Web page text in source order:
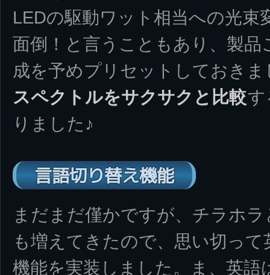
LEDの駆動ワット相当への光束
面倒！と言うこともあり、製品
成を予めプリセットしておき
スペクトルをサクサクと比較
りました♪
言語切り替え機能
まだまだ僅かですが、チラホ
も増えてきたので、思い切っ
機能を実装しました。ま、英語